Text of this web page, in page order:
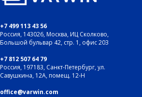
+7 499 113 43 56
Россия, 143026, Москва, ИЦ Сколково,
Большой бульвар 42, стр. 1, офис 203
+7 812 507 64 79
Россия, 197183, Санкт-Петербург, ул.
Савушкина, 12А, помещ. 12-Н
office@varwin.com